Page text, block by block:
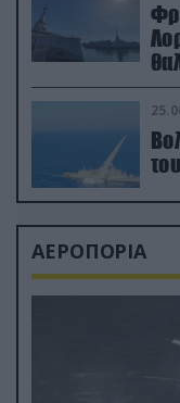
ΑΕΡΟΠΟΡΙΑ